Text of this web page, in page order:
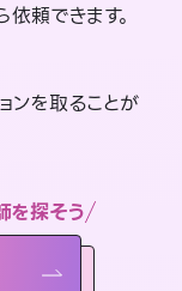
頼できます。
ンを取ることが
を探そう